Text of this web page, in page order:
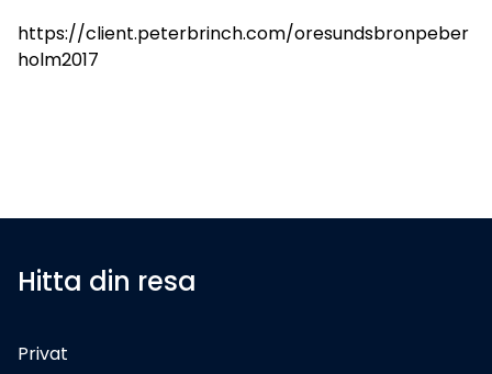
https://client.peterbrinch.com/oresundsbronpeber
holm2017
Hitta din resa
Privat